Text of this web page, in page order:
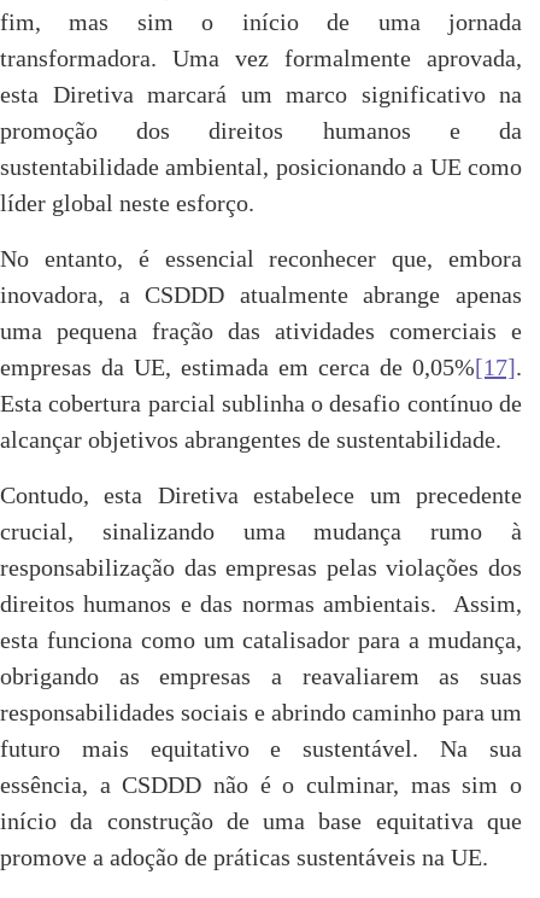
fim, mas sim o início de uma jornada
transformadora. Uma vez formalmente aprovada,
esta Diretiva marcará um marco significativo na
promoção dos direitos humanos e da
sustentabilidade ambiental, posicionando a UE como
líder global neste esforço.
No entanto, é essencial reconhecer que, embora
inovadora, a CSDDD atualmente abrange apenas
uma pequena fração das atividades comerciais e
empresas da UE, estimada em cerca de 0,05%[17].
Esta cobertura parcial sublinha o desafio contínuo de
alcançar objetivos abrangentes de sustentabilidade.
Contudo, esta Diretiva estabelece um precedente
crucial, sinalizando uma mudança rumo à
responsabilização das empresas pelas violações dos
direitos humanos e das normas ambientais. Assim,
esta funciona como um catalisador para a mudança,
obrigando as empresas a reavaliarem as suas
responsabilidades sociais e abrindo caminho para um
futuro mais equitativo e sustentável. Na sua
essência, a CSDDD não é o culminar, mas sim o
início da construção de uma base equitativa que
promove a adoção de práticas sustentáveis na UE.